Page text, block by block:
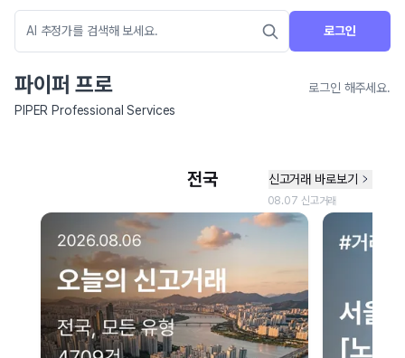
로그인
파이퍼 프로
로그인 해주세요.
PIPER Professional Services